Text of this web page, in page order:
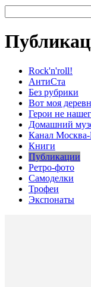
Rock'n'roll!
АнтиСта
Без рубрики
Вот моя
Герои не
Домашний
Канал Москва-
Книги
Публикации
Ретро-фото
Самоделки
Трофеи
Экспонаты